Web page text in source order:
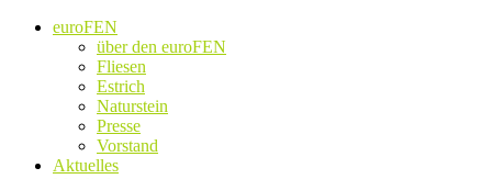
euroFEN
über den euroFEN
Fliesen
Estrich
Naturstein
Presse
Vorstand
Aktuelles